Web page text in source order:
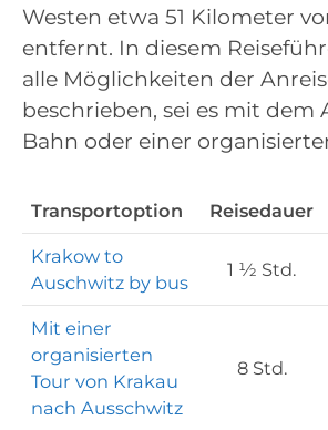
Westen etwa 51 Kilometer
entfernt. In diesem
alle Möglichkeiten der
beschrieben, sei es mit dem
Bahn oder einer
Transportoption Reisedauer
Krakow to
Auschwitz by bus
1 ½ Std.
Mit einer
organisierten
Tour von Krakau
nach Ausschwitz
8 Std.